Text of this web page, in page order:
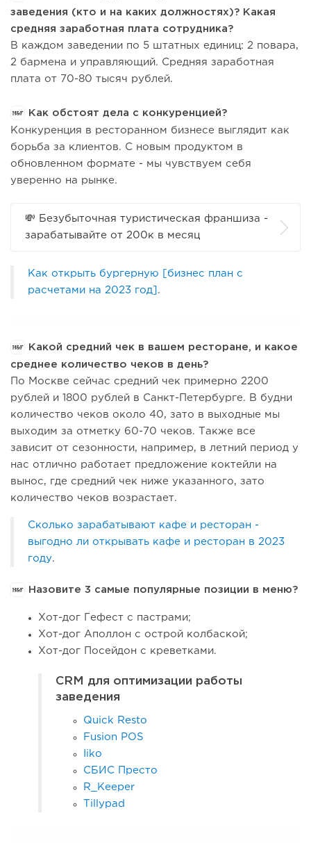
заведения (кто и на каких должностях)? Какая
средняя заработная плата сотрудника?
В каждом заведении по 5 штатных единиц: 2 повара,
2 бармена и управляющий. Средняя заработная
плата от 70-80 тысяч рублей.
Как обстоят дела с конкуренцией?
Конкуренция в ресторанном бизнесе выглядит как
борьба за клиентов. С новым продуктом в
обновленном формате - мы чувствуем себя
уверенно на рынке.
💸 Безубыточная туристическая франшиза -
зарабатывайте от 200к в месяц
Как открыть бургерную [бизнес план с
расчетами на 2023 год] .
Какой средний чек в вашем ресторане, и какое
среднее количество чеков в день?
По Москве сейчас средний чек примерно 2200
рублей и 1800 рублей в Санкт-Петербурге. В будни
количество чеков около 40, зато в выходные мы
выходим за отметку 60-70 чеков. Также все
зависит от сезонности, например, в летний период у
нас отлично работает предложение коктейли на
вынос, где средний чек ниже указанного, зато
количество чеков возрастает.
Сколько зарабатывают кафе и ресторан -
выгодно ли открывать кафе и ресторан в 2023
году.
Назовите 3 самые популярные позиции в меню?
Хот-дог Гефест с пастрами;
Хот-дог Аполлон с острой колбаской;
Хот-дог Посейдон с креветками.
CRM для оптимизации работы
заведения
Quick Resto
Fusion POS
Iiko
СБИС Престо
R_Keeper
Tillypad